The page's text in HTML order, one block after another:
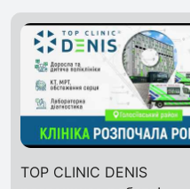
TOP CLINIC DENIS